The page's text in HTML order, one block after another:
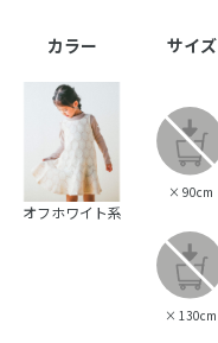
カラー サイズ
オフホワイト系
× 90cm
× 130cm